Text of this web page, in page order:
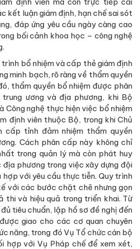
kết luận giám định, hạn chế sai sót
đáp ứng yêu cầu ngày càng cao
bối cảnh khoa học – công nghệ
bổ nhiệm và cấp thẻ giám định
minh bạch, rõ ràng về thẩm quyền
thẩm quyền bổ nhiệm được phân
ương và địa phương, khi Bộ
Công nghệ thực hiện việc bổ nhiệm
định viên thuộc Bộ, trong khi Chủ
cấp tỉnh đảm nhiệm thẩm quyền
Cách phân cấp này không chỉ
trong quản lý mà còn phát huy
phương trong việc xây dựng đội
hợp với yêu cầu thực tiễn. Quy trình
với các bước chặt chẽ nhưng gọn
thi và hiệu quả trong triển khai. Từ
tiêu chuẩn, lập hồ sơ đề nghị đến
giao cho các cơ quan chuyên
năng, trong đó Vụ Tổ chức cán bộ
hợp với Vụ Pháp chế để xem xét,